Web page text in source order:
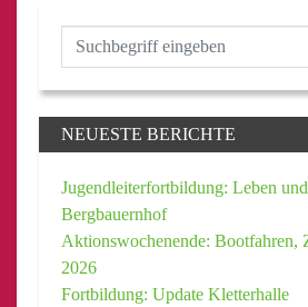
NEUESTE BERICHTE
Jugendleiterfortbildung: Leben
Bergbauernhof
Aktionswochenende: Bootfahren,
2026
Fortbildung: Update Kletterhalle